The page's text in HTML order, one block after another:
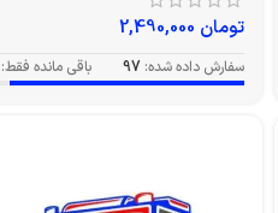
تومان
سفارش داده شده: 97 باقی مانده فقط: